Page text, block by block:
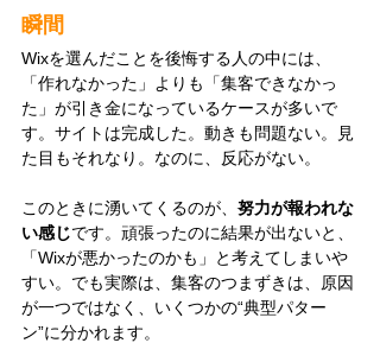
瞬間
Wixを選んだことを後悔する人の中には、
「作れなかった」よりも「集客できなかっ
た」が引き金になっているケースが多いで
す。サイトは完成した。動きも問題ない。見
た目もそれなり。なのに、反応がない。
このときに湧いてくるのが、努力が報われな
い感じです。頑張ったのに結果が出ないと、
「Wixが悪かったのかも」と考えてしまいや
すい。でも実際は、集客のつまずきは、原因
が一つではなく、いくつかの“典型パター
ン”に分かれます。